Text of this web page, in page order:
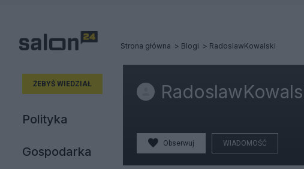
Strona główna Blogi RadoslawKowalski
ŻEBYŚ WIEDZIAŁ
Polityka
Gospodarka
Obserwuj WIADOMOŚĆ